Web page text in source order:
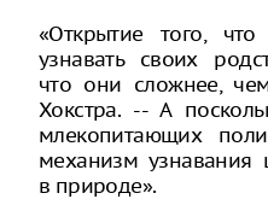
«Открытие того,
узнавать своих
что они сложнее,
Хокстра. -- А
млекопитающих
механизм узнавания
в природе».